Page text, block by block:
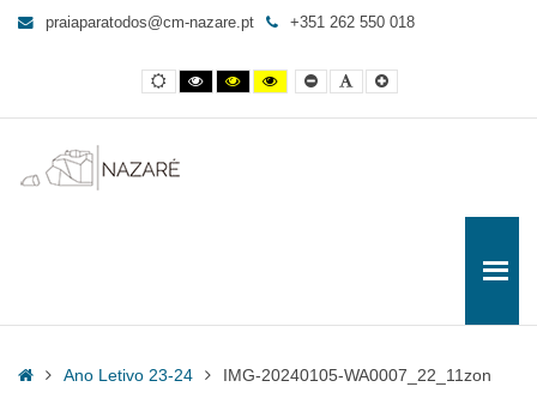
WA0007_22_11zon
Praia
Todos
praiaparatodos@cm-nazare.pt +351 262 550 018
Contraste
normal
Contraste
preto
branco
Contraste
preto
amarelo
Yellow
and
contrast
Smaller
Font
Letra
por
Letra
maior
HomeAno Letivo 23-24 IMG-20240105-WA0007_22_11zon